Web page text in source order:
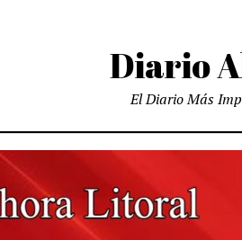
Diario
El Diario Más